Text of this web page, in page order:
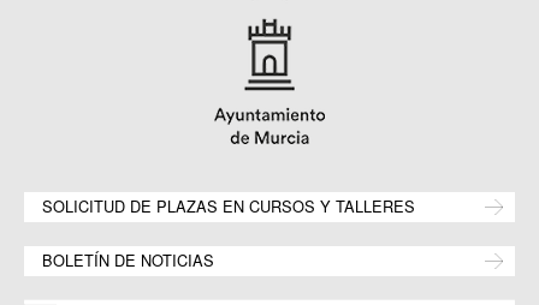
SOLICITUD DE PLAZAS EN CURSOS Y TALLERES
BOLETÍN DE NOTICIAS